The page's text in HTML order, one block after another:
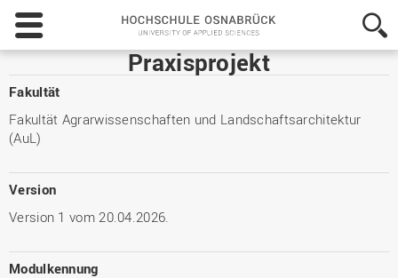
Hochschule
Osnabrück
-
University
Sciences
Praxisprojekt
Fakultät
Fakultät Agrarwissenschaften und Landschaftsarchitektur
(AuL)
Version
Version 1 vom 20.04.2026.
Modulkennung